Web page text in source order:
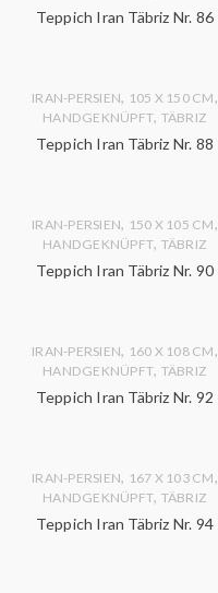
Teppich Iran Täbriz Nr. 86
IRAN-PERSIEN, 105 X 150 CM,
HANDGEKNÜPFT, TÄBRIZ
Teppich Iran Täbriz Nr. 88
IRAN-PERSIEN, 150 X 105 CM,
HANDGEKNÜPFT, TÄBRIZ
Teppich Iran Täbriz Nr. 90
IRAN-PERSIEN, 160 X 108 CM,
HANDGEKNÜPFT, TÄBRIZ
Teppich Iran Täbriz Nr. 92
IRAN-PERSIEN, 167 X 103 CM,
HANDGEKNÜPFT, TÄBRIZ
Teppich Iran Täbriz Nr. 94